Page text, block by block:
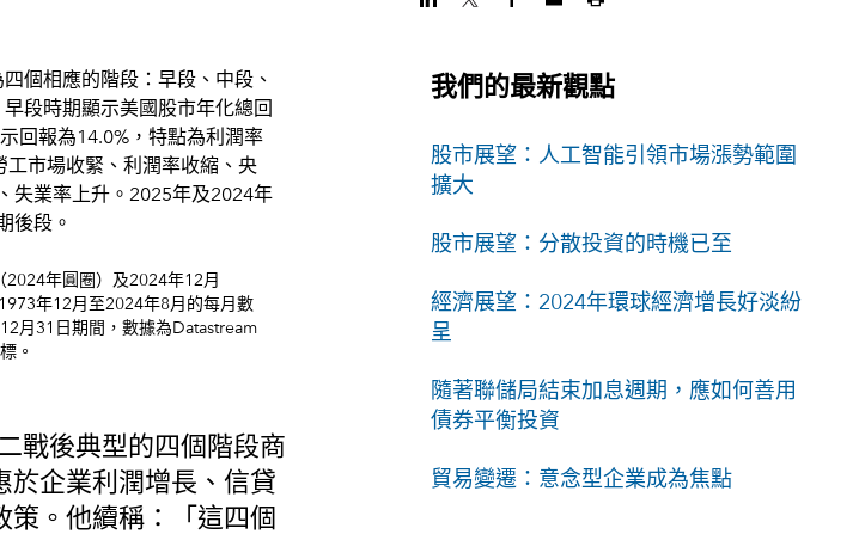
年圓圈）及2024年12月
年12月至2024年8月的每月數
月31日期間，數據為Datastream
。
戰後典型的四個階段商
於企業利潤增長、信貸
策。他續稱：「這四個
我們的最新觀點
股市展望：人工智能引領市場漲勢範圍
擴大
股市展望：分散投資的時機已至
經濟展望：2024年環球經濟增長好淡紛
呈
隨著聯儲局結束加息週期，應如何善用
債券平衡投資
貿易變遷：意念型企業成為焦點